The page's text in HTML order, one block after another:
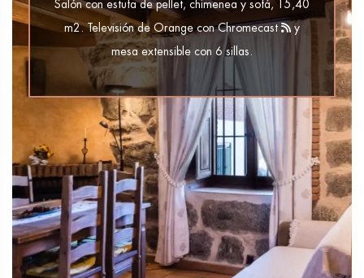
Salón con estufa de pellet, chimenea y sofá, 15,40
m2. Televisión de Orange con Chromecast
y
mesa extensible con 6 sillas.